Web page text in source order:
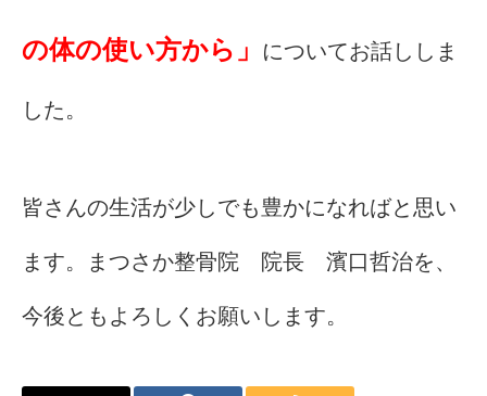
の体の使い方から」 についてお話ししま
した。
皆さんの生活が少しでも豊かになればと思い
ます。まつさか整骨院 院長 濱口哲治を、
今後ともよろしくお願いします。